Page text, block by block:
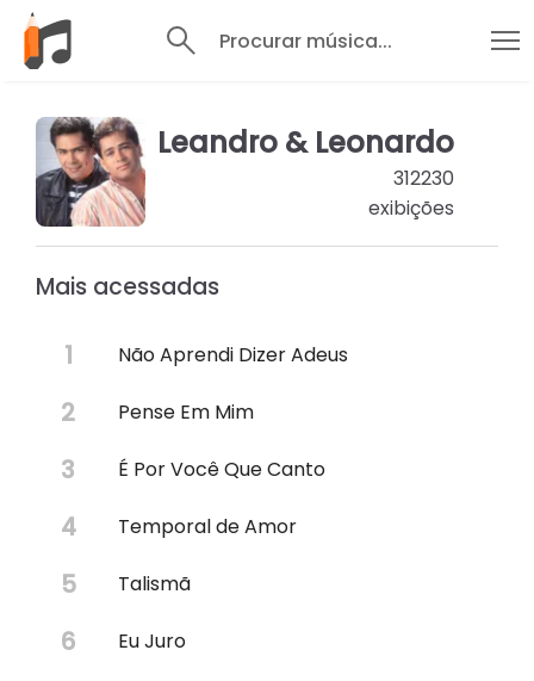
Procurar música...
Leandro & Leonardo
312230
exibições
Mais acessadas
Não Aprendi Dizer Adeus
Pense Em Mim
É Por Você Que Canto
Temporal de Amor
Talismã
Eu Juro